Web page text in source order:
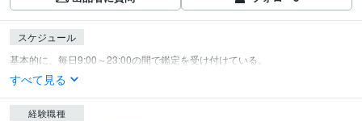
スケジュール
すべて見る
経験職種